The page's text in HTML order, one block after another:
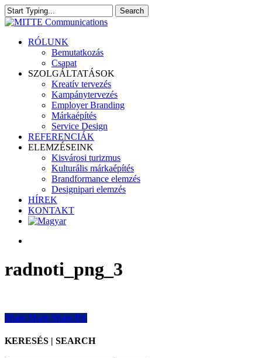
Skip
to
content
Search
Close
search
Menu
RÓLUNK
Bemutatkozás
Csapat
SZOLGÁLTATÁSOK
Kreatív tervezés
Kampánytervezés
Employer Branding
Márkaépítés
Service Design
REFERENCIÁK
ELEMZÉSEINK
Kisvárosi turizmus
Kulturális márkaépítés
Brandformance elemzés
Designipari elemzés
HÍREK
KONTAKT
radnoti_png_3
Share
Share Share Share Pin
KERESÉS | SEARCH